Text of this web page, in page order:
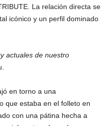
La relación directa se
icónico y un perfil dominado
actuales de nuestro
en torno a una
que estaba en el folleto en
con una pátina hecha a